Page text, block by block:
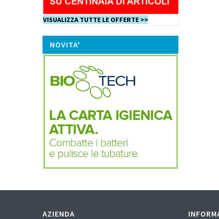
VISUALIZZA TUTTE LE OFFERTE >>
NOVITA'
AZIENDA